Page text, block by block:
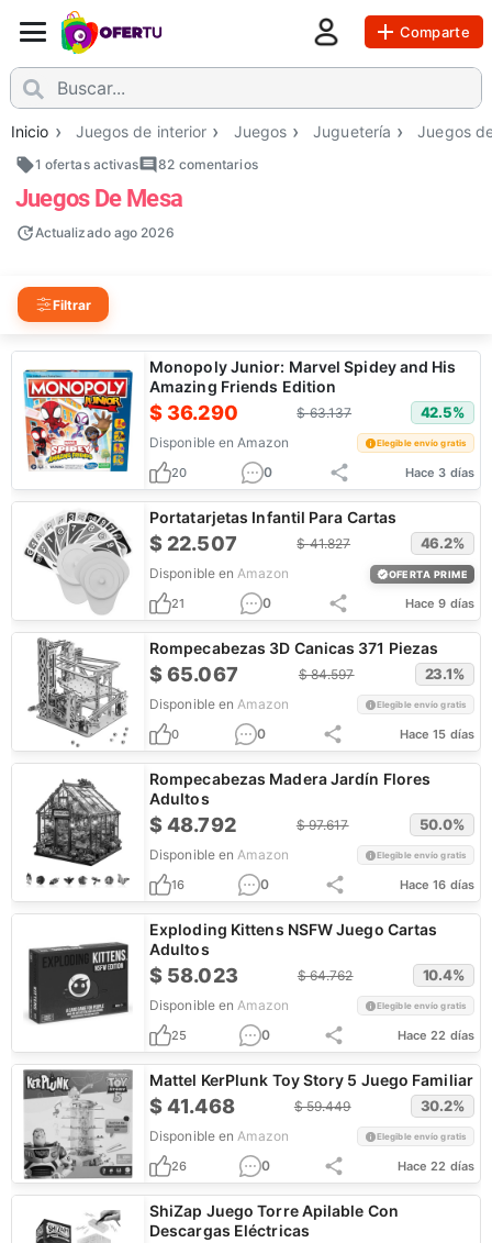
Comparte
Inicio Juegos de interior Juegos Juguetería Juegos
1 ofertas activas 82 comentarios
Juegos De Mesa
Actualizado ago 2026
Filtrar
Monopoly Junior: Marvel Spidey and His
Amazing Friends Edition
$ 36.290 $63.137 42.5%
Disponible en Amazon Elegible envío gratis
20 0 Hace 3 días
Portatarjetas Infantil Para Cartas
$ 22.507 $41.827 46.2%
Disponible en Amazon OFERTA PRIME
21 0 Hace 9 días
Rompecabezas 3D Canicas 371 Piezas
$65.067 $84.597 23.1%
Disponible en Amazon Elegible envío gratis
0 0 Hace 15 días
Rompecabezas Madera Jardín Flores
Adultos
$48.792 $97.617 50.0%
Disponible en Amazon Elegible envío gratis
16 0 Hace 16 días
Exploding Kittens NSFW Juego Cartas
Adultos
$ 58.023 $64.762 10.4%
Disponible en Amazon Elegible envío gratis
25 0 Hace 22 días
Mattel KerPlunk Toy Story 5 Juego Familiar
$41.468 $59.449 30.2%
Disponible en Amazon Elegible envío gratis
26 0 Hace 22 días
ShiZap Juego Torre Apilable Con
Descargas Eléctricas